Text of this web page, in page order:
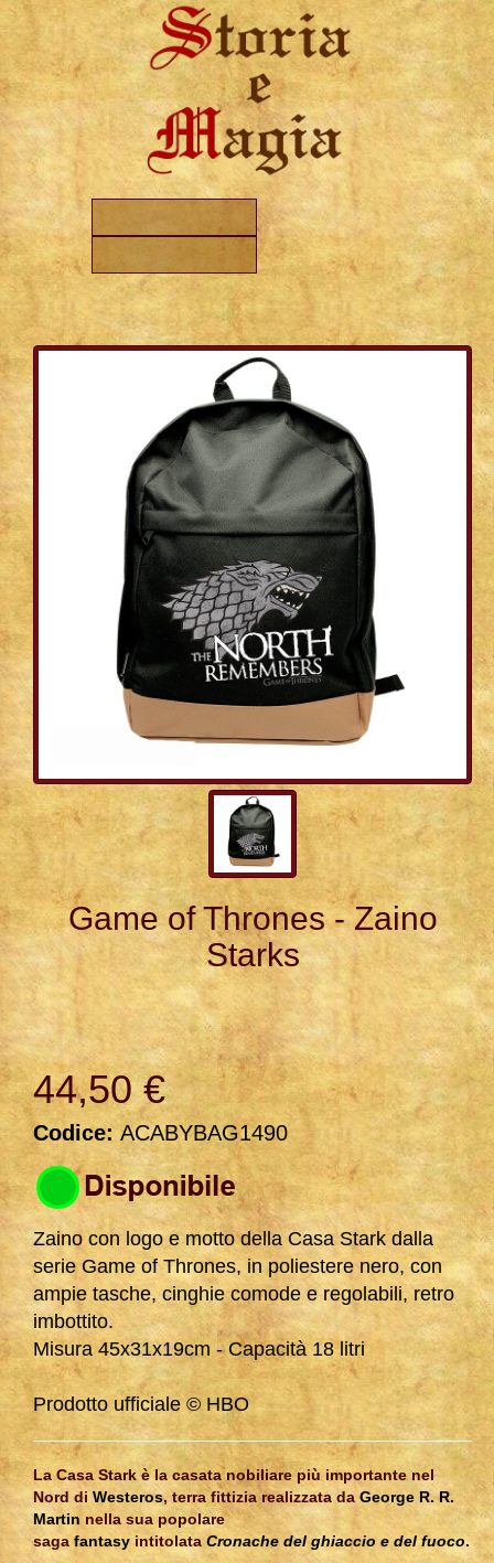
Game of Thrones - Zaino
Starks
44,50 €
Codice: ACABYBAG1490
Zaino con logo e motto della Casa Stark dalla
serie Game of Thrones, in poliestere nero, con
ampie tasche, cinghie comode e regolabili, retro
imbottito.
Misura 45x31x19cm - Capacità 18 litri
Prodotto ufficiale © HBO
La Casa Stark è la casata nobiliare più importante nel
Nord di Westeros, terra fittizia realizzata daGeorge R. R.
Martin nella sua popolare
saga fantasy intitolataCronache del ghiaccio e del fuoco.